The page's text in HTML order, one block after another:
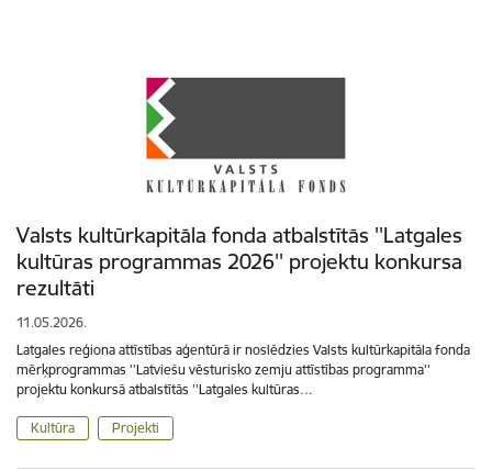
Valsts kultūrkapitāla fonda atbalstītās ''Latgales
kultūras programmas 2026'' projektu konkursa
rezultāti
11.05.2026.
Latgales reģiona attīstības aģentūrā ir noslēdzies Valsts kultūrkapitāla fonda
mērķprogrammas ''Latviešu vēsturisko zemju attīstības programma''
projektu konkursā atbalstītās ''Latgales kultūras…
Kultūra Projekti